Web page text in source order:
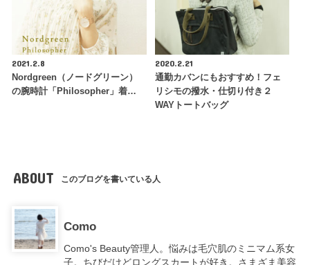
2021.2.8
Nordgreen（ノードグリーン）
の腕時計「Philosopher」着…
2020.2.21
通勤カバンにもおすすめ！フェ
リシモの撥水・仕切り付き２
WAYトートバッグ
ABOUT このブログを書いている人
Como
Como's Beauty管理人。悩みは毛穴肌のミニマム系女
子。ちびだけどロングスカートが好き。さまざま美容